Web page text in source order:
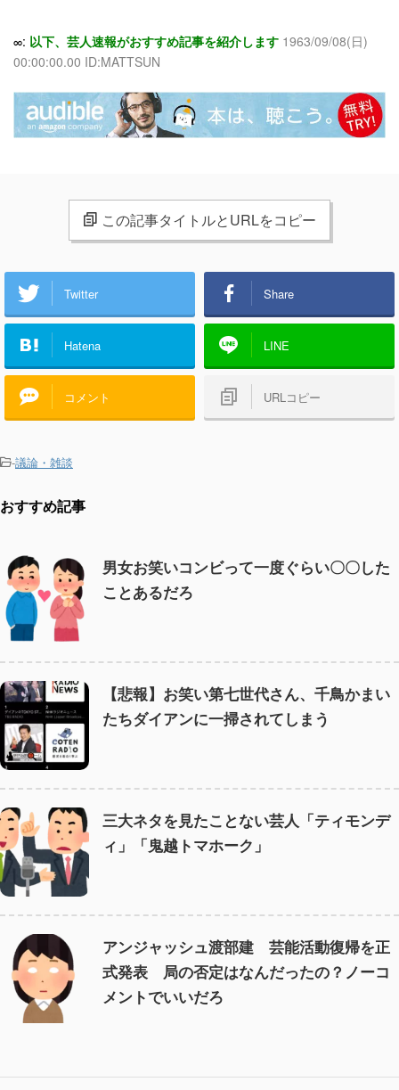
∞: 以下、芸人速報がおすすめ記事を紹介します 1963/09/08(日)
00:00:00.00 ID:MATTSUN
この記事タイトルとURLをコピー
Twitter Share
Hatena LINE
コメント URLコピー
-議論・雑談
おすすめ記事
男女お笑いコンビって一度ぐらい〇〇した
ことあるだろ
【悲報】お笑い第七世代さん、千鳥かまい
たちダイアンに一掃されてしまう
三大ネタを見たことない芸人「ティモンデ
ィ」「鬼越トマホーク」
アンジャッシュ渡部建 芸能活動復帰を正
式発表 局の否定はなんだったの？ノーコ
メントでいいだろ